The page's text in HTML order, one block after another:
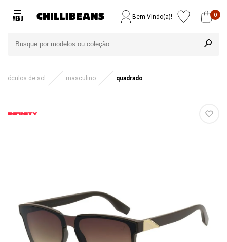
Bem-Vindo(a)! 0
óculos de sol masculino quadrado